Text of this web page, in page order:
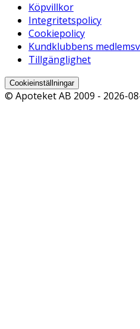
Köpvillkor
Integritetspolicy
Cookiepolicy
Kundklubbens
Tillgänglighet
Cookieinställningar
© Apoteket AB 2009 - 2026-